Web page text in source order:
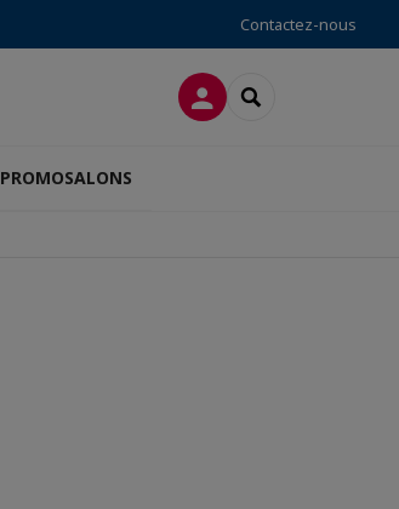
Contactez-nous
CONNEXIONRECHERCHER
PROMOSALONS